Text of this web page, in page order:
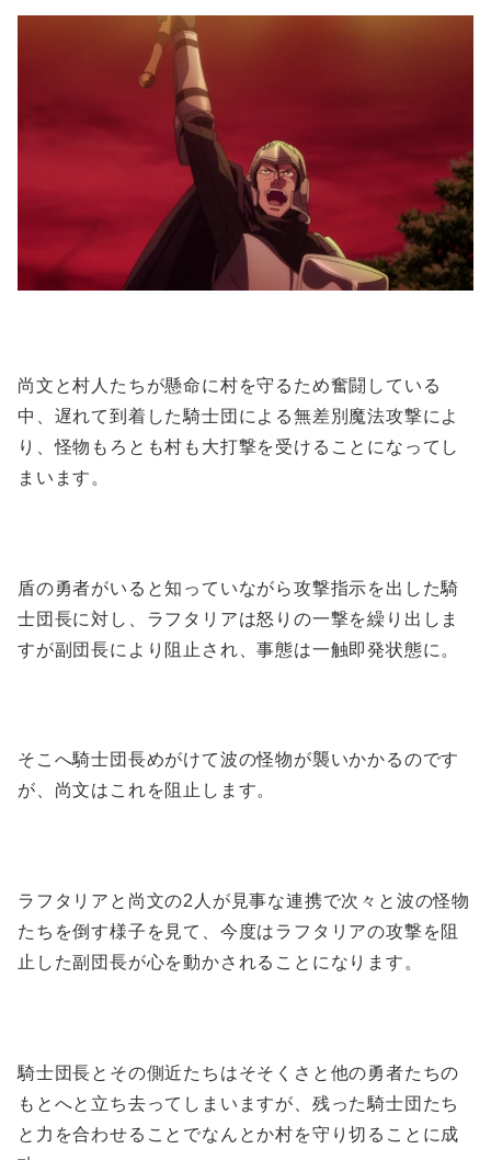
尚文と村人たちが懸命に村を守るため奮闘している
中、遅れて到着した騎士団による無差別魔法攻撃によ
り、怪物もろとも村も大打撃を受けることになってし
まいます。
盾の勇者がいると知っていながら攻撃指示を出した騎
士団長に対し、ラフタリアは怒りの一撃を繰り出しま
すが副団長により阻止され、事態は一触即発状態に。
そこへ騎士団長めがけて波の怪物が襲いかかるのです
が、尚文はこれを阻止します。
ラフタリアと尚文の2人が見事な連携で次々と波の怪物
たちを倒す様子を見て、今度はラフタリアの攻撃を阻
止した副団長が心を動かされることになります。
騎士団長とその側近たちはそそくさと他の勇者たちの
もとへと立ち去ってしまいますが、残った騎士団たち
と力を合わせることでなんとか村を守り切ることに成